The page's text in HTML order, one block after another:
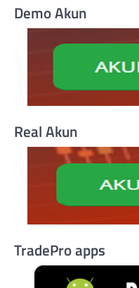
Demo Akun
Real Akun
TradePro apps